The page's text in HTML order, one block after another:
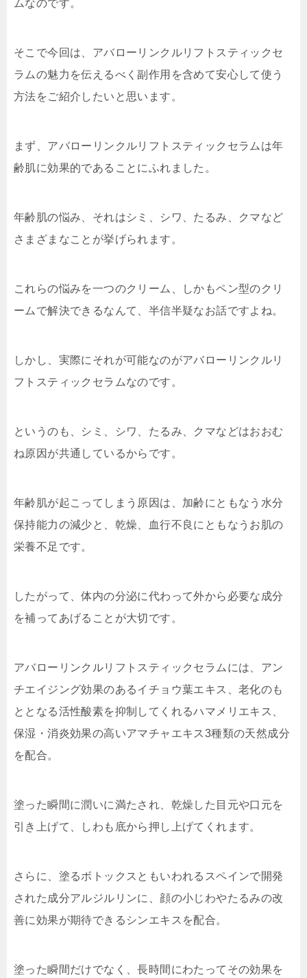
ムなのです。
そこで今回は、アバローリンクルリフトスティックセ
ラムの魅力を伝えるべく副作用を含めて安心して使う
方法をご紹介したいと思います。
まず、アバローリンクルリフトスティックセラムは年
齢肌に効果的であることにふれました。
年齢肌の悩み、それはシミ、シワ、たるみ、クマなど
さまざまなことが挙げられます。
これらの悩みを一つのクリーム、しかもペン型のクリ
ームで解決できるなんて、半信半疑なお話ですよね。
しかし、実際にそれが可能なのがアバローリンクルリ
フトスティックセラムなのです。
というのも、シミ、シワ、たるみ、クマなどはおおむ
ね原因が共通しているからです。
年齢肌が起こってしまう原因は、加齢にともなう水分
保持能力の減少と、乾燥、血行不良にともなうお肌の
栄養不足です。
したがって、体内の分泌に代わって外から必要な成分
を補ってあげることが大切です。
アバローリンクルリフトスティックセラムには、アン
チエイジング効果のあるイチョウ葉エキス、老化のも
ととなる活性酸素を抑制してくれるハマメリエキス、
保湿・消炎効果の高いアマチャエキス3種類の天然成分
を配合。
塗った瞬間に潤いに満たされ、乾燥した目元や口元を
引き上げて、しわも底から押し上げてくれます。
さらに、塗るボトックスともいわれるスペインで開発
された成分アルジルリンに、顔の小じわやたるみの改
善に効果が期待できるシンエキスを配合。
塗った瞬間だけでなく、長時間にわたってその効果を